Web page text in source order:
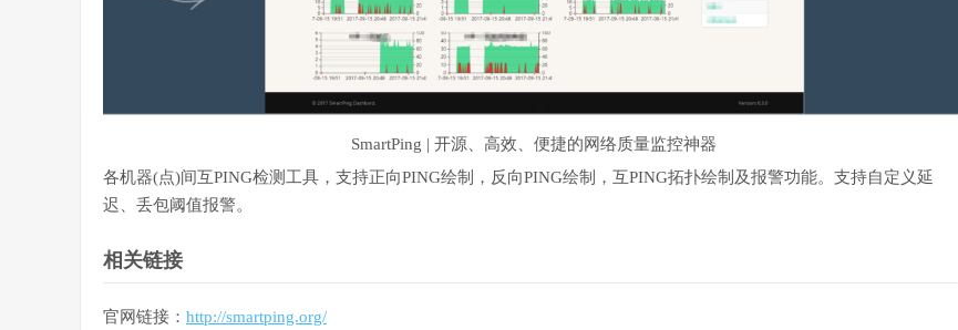
SmartPing | 开源、高效、便捷的网络质量监控神器
各机器(点)间互PING检测工具，支持正向PING绘制，反向PING绘制，互PING拓扑绘制及报警功能。支持自定义延
迟、丢包阈值报警。
相关链接
官网链接： http://smartping.org/